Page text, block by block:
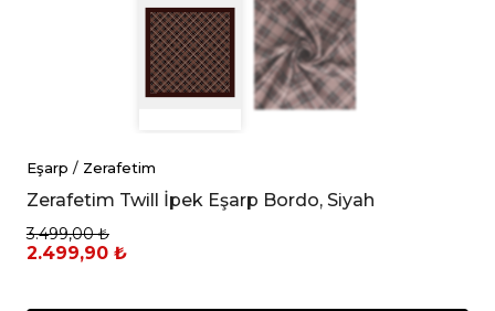
Eşarp / Zerafetim
Zerafetim Twill İpek Eşarp Bordo, Siyah
3.499,00 ₺
2.499,90 ₺